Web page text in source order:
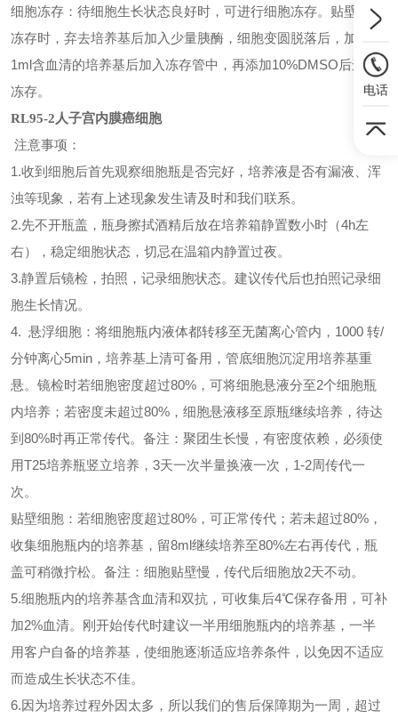
细胞冻存：待细胞生长状态良好时，可进行细胞冻存。贴壁细胞
冻存时，弃去培养基后加入少量胰酶，细胞变圆脱落后，加入约
1ml含血清的培养基后加入冻存管中，再添加10%DMSO后进行
冻存。
RL95-2人子宫内膜癌细胞
注意事项：
1.收到细胞后首先观察细胞瓶是否完好，培养液是否有漏液、浑
浊等现象，若有上述现象发生请及时和我们联系。
2.先不开瓶盖，瓶身擦拭酒精后放在培养箱静置数小时（4h左
右），稳定细胞状态，切忌在温箱内静置过夜。
3.静置后镜检，拍照，记录细胞状态。建议传代后也拍照记录细
胞生长情况。
4. 悬浮细胞：将细胞瓶内液体都转移至无菌离心管内，1000 转/
分钟离心5min，培养基上清可备用，管底细胞沉淀用培养基重
悬。镜检时若细胞密度超过80%，可将细胞悬液分至2个细胞瓶
内培养；若密度未超过80%，细胞悬液移至原瓶继续培养，待达
到80%时再正常传代。备注：聚团生长慢，有密度依赖，必须使
用T25培养瓶竖立培养，3天一次半量换液一次，1-2周传代一
次。
贴壁细胞：若细胞密度超过80%，可正常传代；若未超过80%，
收集细胞瓶内的培养基，留8ml继续培养至80%左右再传代，瓶
盖可稍微拧松。备注：细胞贴壁慢，传代后细胞放2天不动。
5.细胞瓶内的培养基含血清和双抗，可收集后4℃保存备用，可补
加2%血清。刚开始传代时建议一半用细胞瓶内的培养基，一半
用客户自备的培养基，使细胞逐渐适应培养条件，以免因不适应
而造成生长状态不佳。
6.因为培养过程外因太多，所以我们的售后保障期为一周，超过
电话